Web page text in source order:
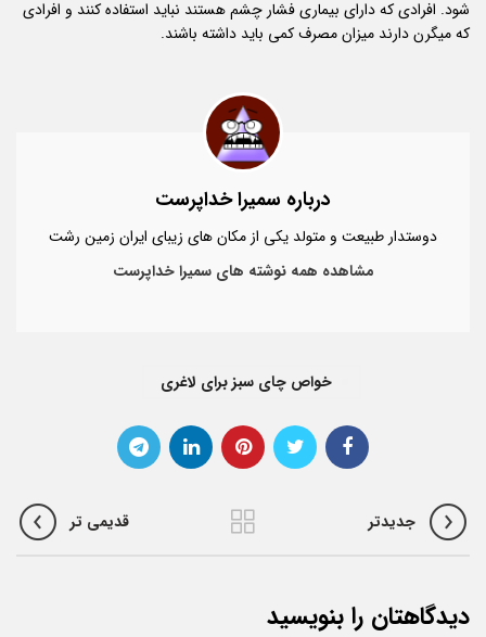
شود. افرادی که دارای بیماری فشار چشم هستند نباید استفاده کنند و افرادی
که میگرن دارند میزان مصرف کمی باید داشته باشند.
درباره سمیرا خداپرست
دوستدار طبیعت و متولد یکی از مکان های زیبای ایران زمین رشت
مشاهده همه نوشته های سمیرا خداپرست
خواص چای سبز برای لاغری
جدیدتر قدیمی تر
دیدگاهتان را بنویسید